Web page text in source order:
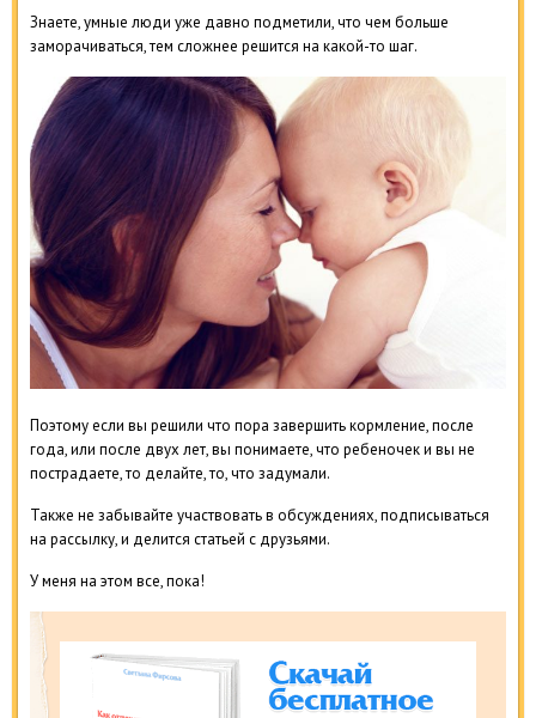
Знаете, умные люди уже давно подметили, что чем больше
заморачиваться, тем сложнее решится на какой-то шаг.
Поэтому если вы решили что пора завершить кормление, после
года, или после двух лет, вы понимаете, что ребеночек и вы не
пострадаете, то делайте, то, что задумали.
Также не забывайте участвовать в обсуждениях, подписываться
на рассылку, и делится статьей с друзьями.
У меня на этом все, пока!